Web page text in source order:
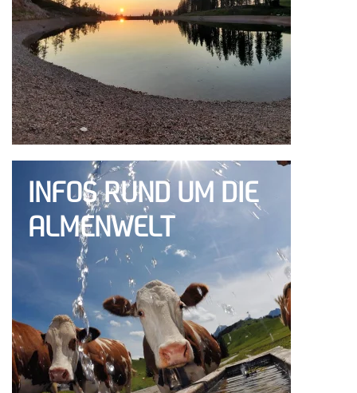
INFOS RUND UM DIE
ALMENWELT